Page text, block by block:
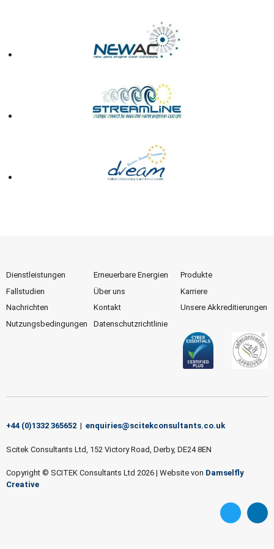
Dienstleistungen Erneuerbare Energien
Produkte
Fallstudien
Über uns
Karriere
Nachrichten
Kontakt
Unsere Akkreditierungen
Nutzungsbedingungen
Datenschutzrichtlinie
+44 (0)1332 365652 | enquiries@scitekconsultants.co.uk
Scitek Consultants Ltd, 152 Victory Road, Derby, DE24 8EN
Copyright © SCITEK Consultants Ltd 2026 | Website von Damselfly
Creative